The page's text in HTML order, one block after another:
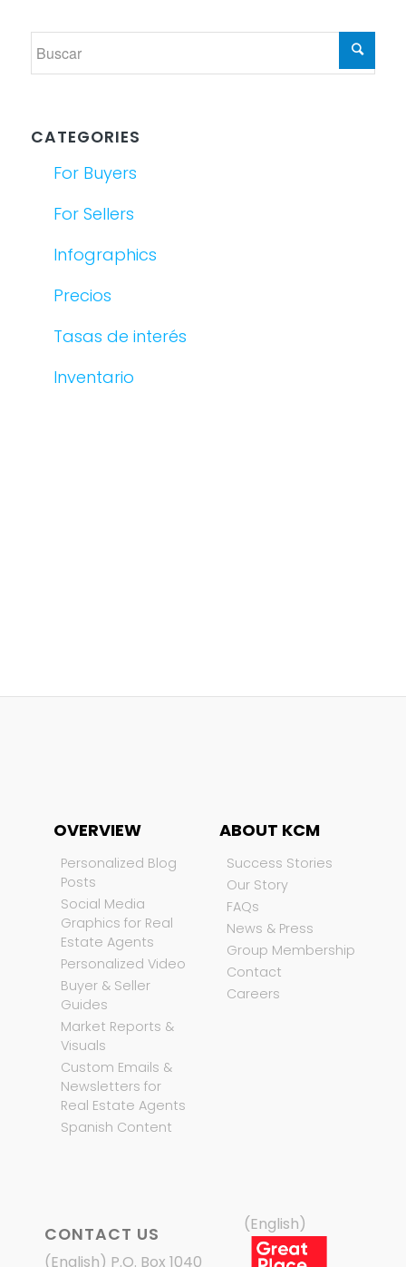
CATEGORIES
For Buyers
For Sellers
Infographics
Precios
Tasas de interés
Inventario
OVERVIEW
Personalized Blog
Posts
Social Media
Graphics for Real
Estate Agents
Personalized Video
Buyer & Seller
Guides
Market Reports &
Visuals
Custom Emails &
Newsletters for
Real Estate Agents
Spanish Content
ABOUT KCM
Success Stories
Our Story
FAQs
News & Press
Group Membership
Contact
Careers
CONTACT US
(English) P.O. Box 1040
(English)